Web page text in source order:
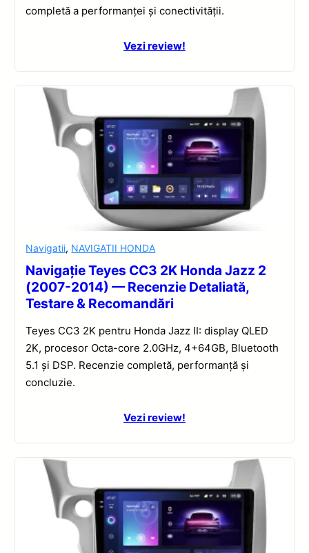
completă a performanței și conectivității.
Vezi review!
Navigatii, NAVIGATII HONDA
Navigație Teyes CC3 2K Honda Jazz 2
(2007-2014) — Recenzie Detaliată,
Testare & Recomandări
Teyes CC3 2K pentru Honda Jazz II: display QLED
2K, procesor Octa-core 2.0GHz, 4+64GB, Bluetooth
5.1 și DSP. Recenzie completă, performanță și
concluzie.
Vezi review!